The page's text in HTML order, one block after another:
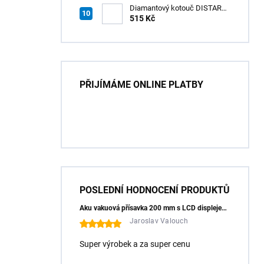
Diamantový kotouč DISTAR
GREEN CUT
515 Kč
PŘIJÍMÁME ONLINE PLATBY
POSLEDNÍ HODNOCENÍ PRODUKTŮ
Aku vakuová přísavka 200 mm s LCD displejem (150 kg) - HÖGERT HT3B355
Jaroslav Valouch
Super výrobek a za super cenu